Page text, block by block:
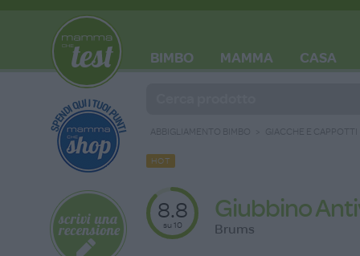
BIMBO MAMMA CASA
ABBIGLIAMENTO BIMBO GIACCHE E CAPPOTTI
HOT
8.8
su 10
Giubbino
Brums